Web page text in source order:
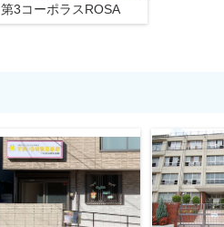
第3コーポラスROSA